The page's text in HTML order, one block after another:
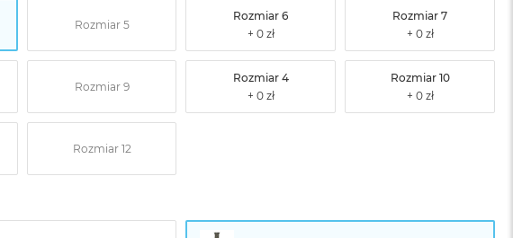
Rozmiar 5
Rozmiar 6 Rozmiar 7
Rozmiar 9
Rozmiar 4 Rozmiar 10
Rozmiar 12